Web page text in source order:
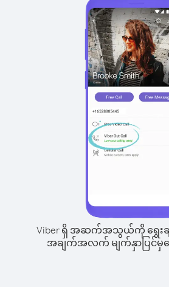
Viber ရှိ အဆက်အသွယ်ကို ရွေးခ
အချက်အလက် မျက်နှာပြင်မှနေ